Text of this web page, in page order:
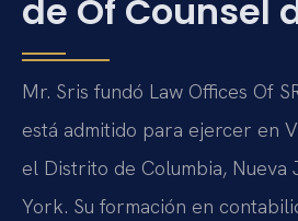
de Of Counsel
Mr. Sris fundó Law Offices Of
está admitido para ejercer en
el Distrito de Columbia, Nueva
York. Su formación en